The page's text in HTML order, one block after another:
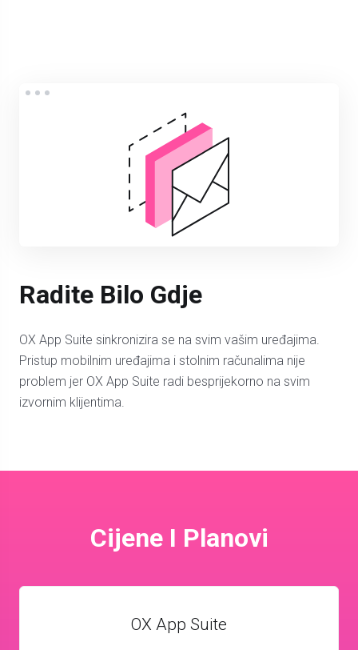
Radite Bilo Gdje
OX App Suite sinkronizira se na svim vašim uređajima.
Pristup mobilnim uređajima i stolnim računalima nije
problem jer OX App Suite radi besprijekorno na svim
izvornim klijentima.
Cijene I Planovi
OX App Suite